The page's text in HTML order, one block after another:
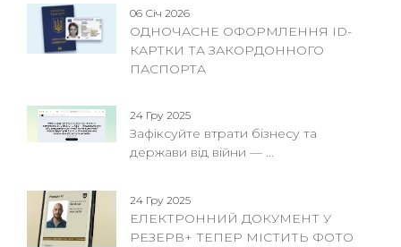
06 Січ 2026
ОДНОЧАСНЕ ОФОРМЛЕННЯ ID-
КАРТКИ ТА ЗАКОРДОННОГО
ПАСПОРТА
24 Гру 2025
Зафіксуйте втрати бізнесу та
держави від війни — ...
24 Гру 2025
ЕЛЕКТРОННИЙ ДОКУМЕНТ У
РЕЗЕРВ+ ТЕПЕР МІСТИТЬ ФОТО